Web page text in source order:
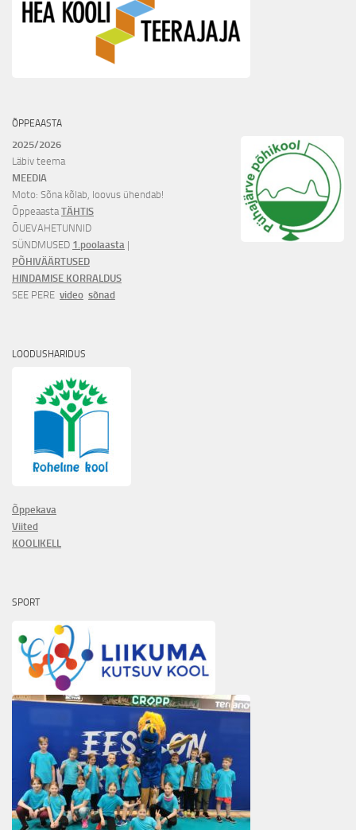
ÕPPEAASTA
2025/2026
Läbiv teema
MEEDIA
Moto: Sõna kõlab, loovus ühendab!
Õppeaasta TÄHTIS
ÕUEVAHETUNNID
SÜNDMUSED 1.poolaasta |
PÕHIVÄÄRTUSED
HINDAMISE KORRALDUS
SEE PERE video sõnad
LOODUSHARIDUS
Õppekava
Viited
KOOLIKELL
SPORT